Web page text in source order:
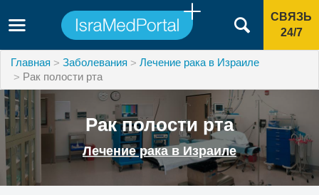
СВЯЗЬ
24/7
Главная Заболевания
Лечение рака в Израиле
Рак полости рта
Рак полости рта
Лечение рака в Израиле